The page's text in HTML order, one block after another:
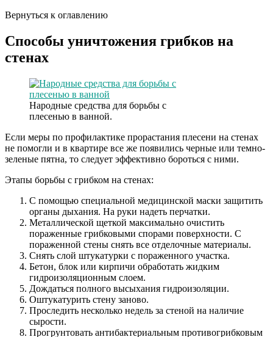
Вернуться к оглавлению
Способы уничтожения грибков на
стенах
Народные средства для борьбы с
плесенью в ванной.
Если меры по профилактике прорастания плесени на стенах
не помогли и в квартире все же появились черные или темно-
зеленые пятна, то следует эффективно бороться с ними.
Этапы борьбы с грибком на стенах:
С помощью специальной медицинской маски защитить
органы дыхания. На руки надеть перчатки.
Металлической щеткой максимально очистить
пораженные грибковыми спорами поверхности. С
пораженной стены снять все отделочные материалы.
Снять слой штукатурки с пораженного участка.
Бетон, блок или кирпичи обработать жидким
гидроизоляционным слоем.
Дождаться полного высыхания гидроизоляции.
Оштукатурить стену заново.
Проследить несколько недель за стеной на наличие
сырости.
Прогрунтовать антибактериальным противогрибковым